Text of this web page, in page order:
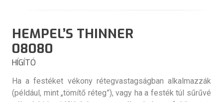
HEMPEL’S THINNER
08080
HÍGÍTÓ
Ha a festéket vékony rétegvastagságban alkalmazzák
(például, mint „tömítő réteg”), vagy ha a festék túl sűrűvé